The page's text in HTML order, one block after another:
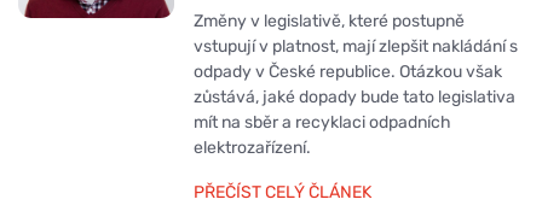
Změny v legislativě, které postupně
vstupují v platnost, mají zlepšit nakládání s
odpady v České republice. Otázkou však
zůstává, jaké dopady bude tato legislativa
mít na sběr a recyklaci odpadních
elektrozařízení.
PŘEČÍST CELÝ ČLÁNEK